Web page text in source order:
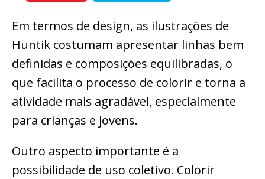
Em termos de design, as ilustrações de
Huntik costumam apresentar linhas bem
definidas e composições equilibradas, o
que facilita o processo de colorir e torna a
atividade mais agradável, especialmente
para crianças e jovens.
Outro aspecto importante é a
possibilidade de uso coletivo. Colorir